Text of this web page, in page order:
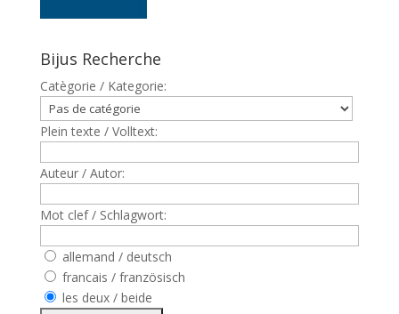
Bijus Recherche
Catègorie / Kategorie:
Plein texte / Volltext:
Auteur / Autor:
Mot clef / Schlagwort:
allemand / deutsch
francais / französisch
les deux / beide